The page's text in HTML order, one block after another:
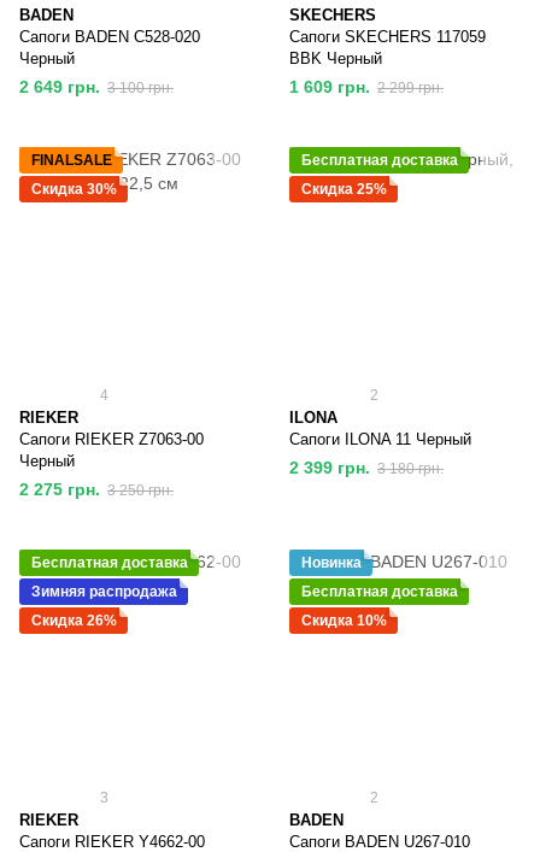
BADEN
Сапоги BADEN C528-020
Черный
2 649 грн. 3 100 грн.
SKECHERS
Сапоги SKECHERS 117059
BBK Черный
1 609 грн. 2 299 грн.
FINALSALE
Скидка 30%
4
RIEKER
Сапоги RIEKER Z7063-00
Черный
2 275 грн. 3 250 грн.
Бесплатная доставка
Скидка 25%
2
ILONA
Сапоги ILONA 11 Черный
2 399 грн. 3 180 грн.
Бесплатная доставка
Зимняя распродажа
Скидка 26%
3
RIEKER
Сапоги RIEKER Y4662-00
Новинка
Бесплатная доставка
Скидка 10%
2
BADEN
Сапоги BADEN U267-010